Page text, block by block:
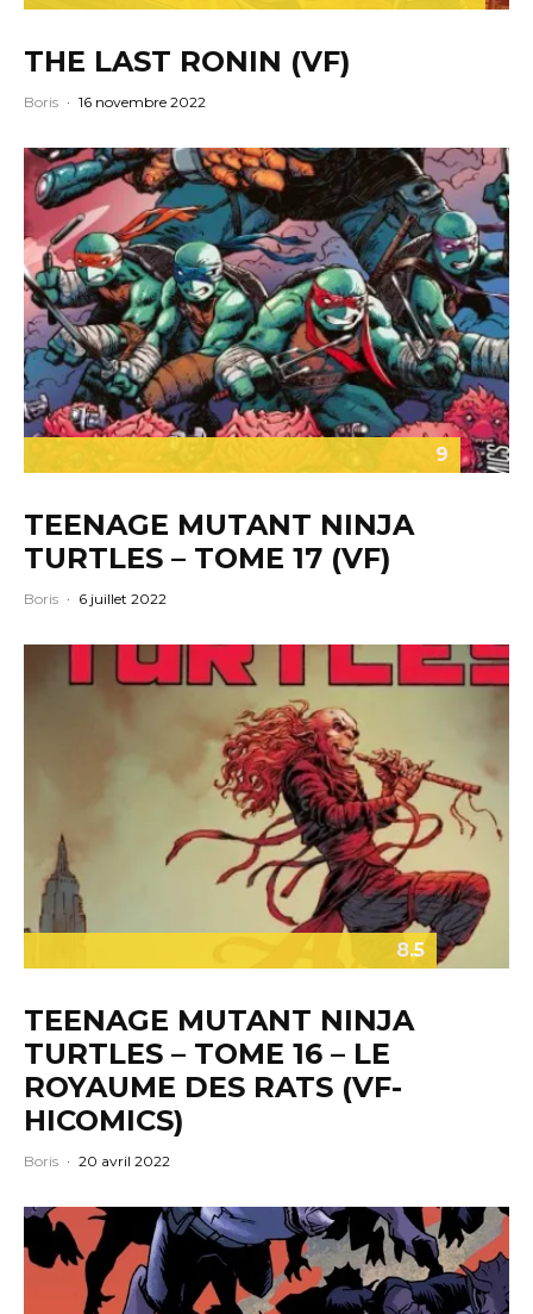
THE LAST RONIN (VF)
Boris · 16 novembre 2022
9
TEENAGE MUTANT NINJA
TURTLES – TOME 17 (VF)
Boris · 6 juillet 2022
8.5
TEENAGE MUTANT NINJA
TURTLES – TOME 16 – LE
ROYAUME DES RATS (VF-
HICOMICS)
Boris · 20 avril 2022